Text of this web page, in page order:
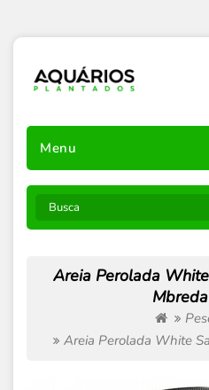
Menu
Areia Perolada
Areia Perolada White